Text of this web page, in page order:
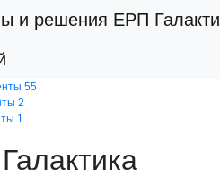
и решения ЕРП
55
2
1